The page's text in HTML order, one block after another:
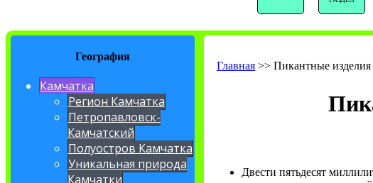
География
Камчатка
Регион Камчатка
Петропавловск-
Камчатский
Полуостров Камчатка
Уникальная природа
Камчатки
Главная >>Пикантные изделия
Двести пятьдесят